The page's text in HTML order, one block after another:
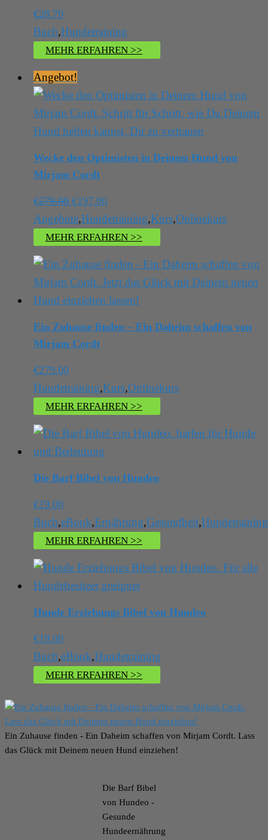
€28.70
Buch,Hundetraining
MEHR ERFAHREN >>
Angebot!
Wecke den Optimisten in Deinem Hund von
Mirjam Cordt
€279.00 Ursprünglicher
Preis
war:
€197.00Aktueller
Preis
ist:
Angebote,Hundetraining,Kurs,Onlinekurs
MEHR ERFAHREN >>
Ein Zuhause finden – Ein Daheim schaffen von
Mirjam Cordt
€279.00
Hundetraining,Kurs,Onlinekurs
MEHR ERFAHREN >>
Die Barf Bibel von Hundeo
€19.00
Buch,eBook,Ernährung,Gesundheit,Hundetraining
MEHR ERFAHREN >>
Hunde Erziehungs Bibel von Hundeo
€19.00
Buch,eBook,Hundetraining
MEHR ERFAHREN >>
Ein Zuhause finden - Ein Daheim schaffen von Mirjam Cordt. Lass
das Glück mit Deinem neuen Hund einziehen!
Die Barf Bibel
von Hundeo -
Gesunde
Hundeernährung